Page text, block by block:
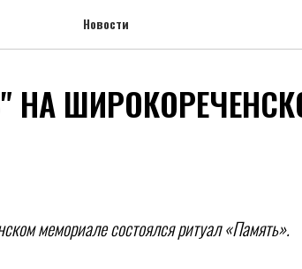
Новости
НА
мемориале состоялся ритуал «Память».